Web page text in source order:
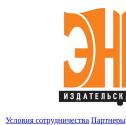
Условия сотрудничества Партнеры